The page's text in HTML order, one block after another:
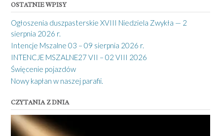
OSTATNIE WPISY
Ogłoszenia duszpasterskie XVIII Niedziela Zwykła — 2
sierpnia 2026 r.
Intencje Mszalne 03 – 09 sierpnia 2026 r.
INTENCJE MSZALNE27 VII – 02 VIII 2026
Święcenie pojazdów
Nowy kapłan w naszej parafii.
CZYTANIA Z DNIA